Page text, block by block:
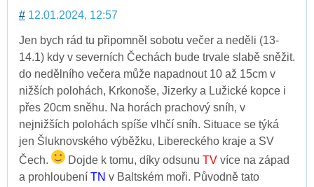
# 12.01.2024, 12:57
Jen bych rád tu připomněl sobotu večer a neděli (13-
14.1) kdy v severních Čechách bude trvale slabě sněžit.
do nedělního večera může napadnout 10 až 15cm v
nižších polohách, Krkonoše, Jizerky a Lužické kopce i
přes 20cm sněhu. Na horách prachový sníh, v
nejnižších polohách spíše vlhčí sníh. Situace se týká
jen Šluknovského výběžku, Libereckého kraje a SV
Čech.
Dojde k tomu, díky odsunu TV více na západ
a prohloubení TN v Baltském moři. Původně tato